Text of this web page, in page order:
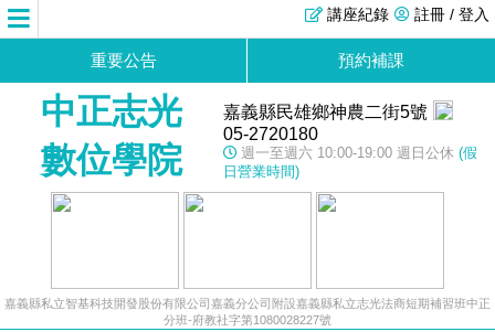
註冊 / 登入
講座紀錄
重要公告 預約補課
中正志光
數位學院
嘉義縣民雄鄉神農二街5號
05-2720180
週一至週六 10:00-19:00 週日公休 (假
日營業時間)
嘉義縣私立智基科技開發股份有限公司嘉義分公司附設嘉義縣私立志光法商短期補習班中正
分班-府教社字第1080028227號